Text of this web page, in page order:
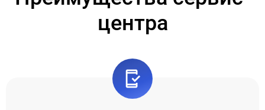
центра